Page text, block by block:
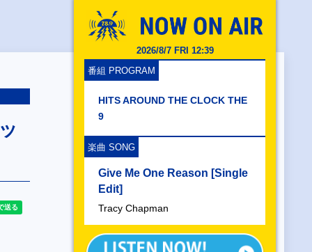
2026/8/7 FRI 12:39
番組 PROGRAM
HITS AROUND THE CLOCK THE
9
楽曲 SONG
Give Me One Reason [Single
Edit]
Tracy Chapman